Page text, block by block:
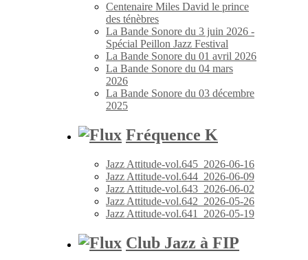
Centenaire Miles David le prince
des ténèbres
La Bande Sonore du 3 juin 2026 -
Spécial Peillon Jazz Festival
La Bande Sonore du 01 avril 2026
La Bande Sonore du 04 mars
2026
La Bande Sonore du 03 décembre
2025
Fréquence K
Jazz Attitude-vol.645_2026-06-16
Jazz Attitude-vol.644_2026-06-09
Jazz Attitude-vol.643_2026-06-02
Jazz Attitude-vol.642_2026-05-26
Jazz Attitude-vol.641_2026-05-19
Club Jazz à FIP